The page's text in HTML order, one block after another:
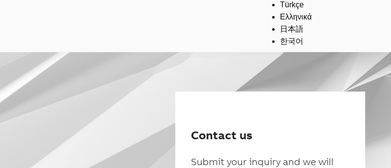
Türkçe
Ελληνικά
日本語
한국어
Contact us
Submit your inquiry and we will